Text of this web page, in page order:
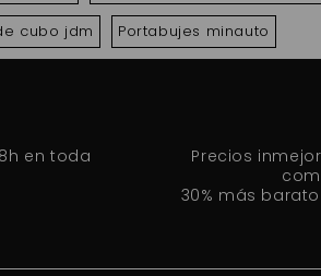
cubo jdm Portabujes minauto
en toda
Precios
30% más